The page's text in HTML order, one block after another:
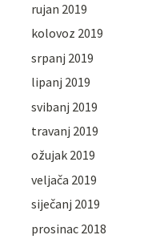
rujan 2019
kolovoz 2019
srpanj 2019
lipanj 2019
svibanj 2019
travanj 2019
ožujak 2019
veljača 2019
siječanj 2019
prosinac 2018